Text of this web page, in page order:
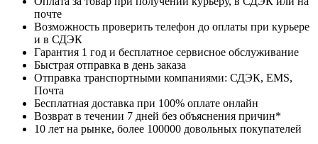
почте
Возможность проверить телефон до оплаты при курьере
и в СДЭК
Гарантия 1 год и бесплатное сервисное обслуживание
Быстрая отправка в день заказа
Отправка транспортными компаниями: СДЭК, EMS,
Почта
Бесплатная доставка при 100% оплате онлайн
Возврат в течении 7 дней без объяснения причин*
10 лет на рынке, более 100000 довольных покупателей